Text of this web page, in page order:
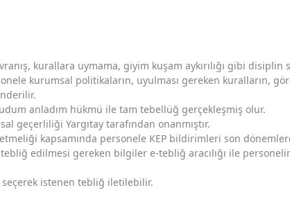
kurallara uymama, giyim kuşam aykırılığı gibi
kurumsal politikaların, uyulması gereken kuralların,
anladım hükmü ile tam tebellüğ gerçekleşmiş olur.
geçerliliği Yargıtay tarafından onanmıştır.
kapsamında personele KEP bildirimleri son
edilmesi gereken bilgiler e-tebliğ aracılığı ile
istenen tebliğ iletilebilir.